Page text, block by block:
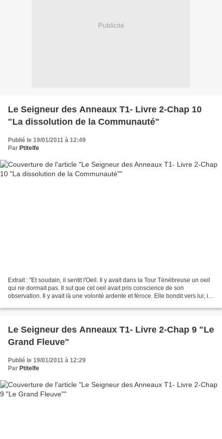
Publicité
Le Seigneur des Anneaux T1- Livre 2-Chap 10
"La dissolution de la Communauté"
Publié le 19/01/2011 à 12:49
Par Ptitelfe
Extrait : "Et soudain, il sentit l'Oeil. Il y avait dans la Tour Ténébreuse un oeil
qui ne dormait pas. Il sut que cet oeil avait pris conscience de son
observation. Il y avait là une volonté ardente et féroce. Elle bondit vers lui; il
Le Seigneur des Anneaux T1- Livre 2-Chap 9 "Le
Grand Fleuve"
Publié le 19/01/2011 à 12:29
Par Ptitelfe